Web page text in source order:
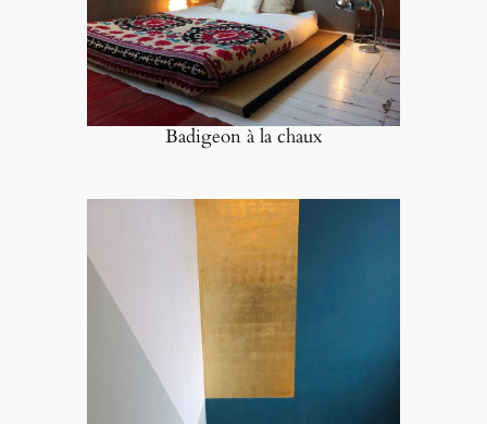
Badigeon à la chaux